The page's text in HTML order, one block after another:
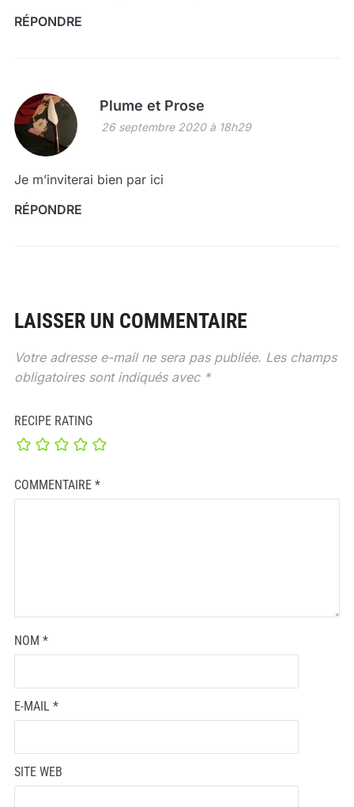
RÉPONDRE
Plume et Prose
26 septembre 2020 à 18h29
Je m’inviterai bien par ici
RÉPONDRE
LAISSER UN COMMENTAIRE
Votre adresse e-mail ne sera pas publiée. Les champs
obligatoires sont indiqués avec *
RECIPE RATING
COMMENTAIRE *
NOM *
E-MAIL *
SITE WEB